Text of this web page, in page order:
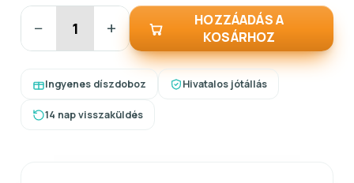
− +
HOZZÁADÁS A
KOSÁRHOZ
Ingyenes díszdoboz Hivatalos jótállás
14 nap visszaküldés